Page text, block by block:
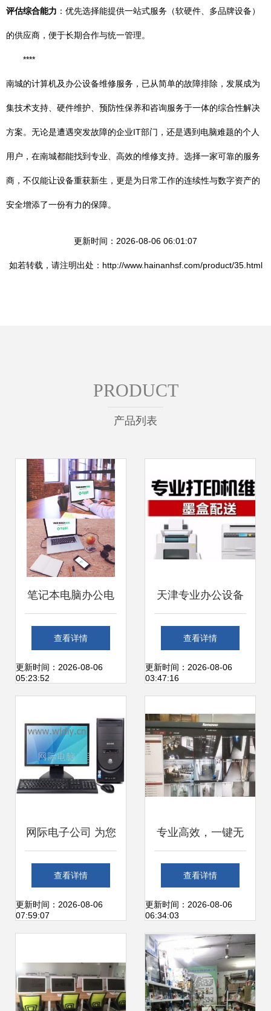
评估综合能力 ：优先选择能提供一站式服务（软硬件、多品牌设备）
的供应商，便于长期合作与统一管理。
****
南城的计算机及办公设备维修服务，已从简单的故障排除，发展成为
集技术支持、硬件维护、预防性保养和咨询服务于一体的综合性解决
方案。无论是遭遇突发故障的企业IT部门，还是遇到电脑难题的个人
用户，在南城都能找到专业、高效的维修支持。选择一家可靠的服务
商，不仅能让设备重获新生，更是为日常工作的连续性与数字资产的
安全增添了一份有力的保障。
更新时间：2026-08-06 06:01:07
如若转载，请注明出处：http://www.hainanhsf.com/product/35.html
PRODUCT
产品列表
笔记本电脑办公电
子设备样机素材免
费下载与维修资源
查看详情
更新时间：2026-08-06
05:23:52
天津专业办公设备
维修服务全指南
查看详情
更新时间：2026-08-06
03:47:16
网际电子公司 为您
的企业提供专业二
手回收与办公运维
查看详情
更新时间：2026-08-06
07:59:07
专业高效，一键无
忧 武汉办公设备与
网络安防快速上门
服务
查看详情
更新时间：2026-08-06
06:34:03